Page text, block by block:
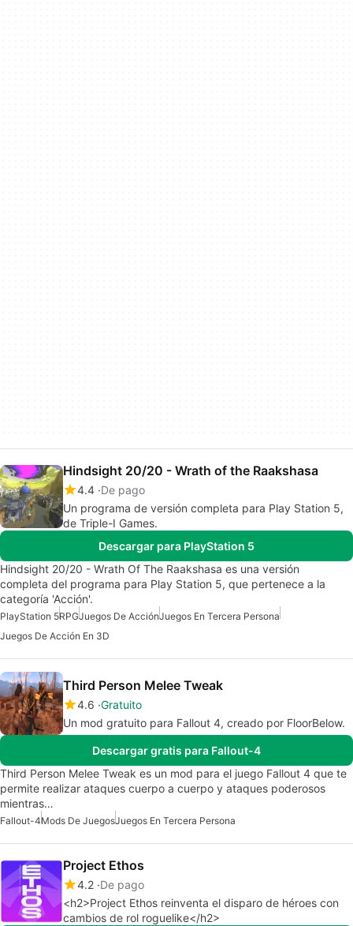
Hindsight 20/20 - Wrath of the Raakshasa
4.4 De pago
Un programa de versión completa para Play Station 5,
de Triple-I Games.
Descargar para PlayStation 5
Hindsight 20/20 - Wrath Of The Raakshasa es una versión
completa del programa para Play Station 5, que pertenece a la
categoría 'Acción'.
PlayStation 5RPGJuegos De AcciónJuegos En Tercera Persona
Juegos De Acción En 3D
Third Person Melee Tweak
4.6 Gratuito
Un mod gratuito para Fallout 4, creado por FloorBelow.
Descargar gratis para Fallout-4
Third Person Melee Tweak es un mod para el juego Fallout 4 que te
permite realizar ataques cuerpo a cuerpo y ataques poderosos
mientras…
Fallout-4Mods De JuegosJuegos En Tercera Persona
Project Ethos
4.2 De pago
<h2>Project Ethos reinventa el disparo de héroes con
cambios de rol roguelike</h2>